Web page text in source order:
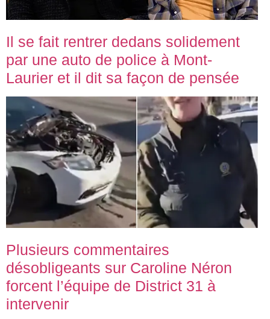
Il se fait rentrer dedans solidement
par une auto de police à Mont-
Laurier et il dit sa façon de pensée
Plusieurs commentaires
désobligeants sur Caroline Néron
forcent l’équipe de District 31 à
intervenir